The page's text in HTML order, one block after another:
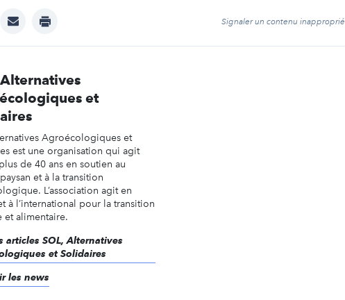
mail print Signaler un contenu inapproprié
et
Agroécologiques et
est une organisation qui agit
de 40 ans en soutien au
et à la transition
L’association agit en
à l’international pour la transition
et alimentaire.
articles SOL, Alternatives
et Solidaires
les news